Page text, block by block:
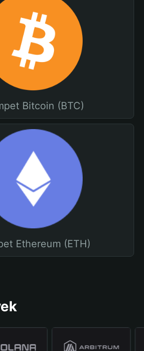
Bitcoin (BTC)
Ethereum (ETH)